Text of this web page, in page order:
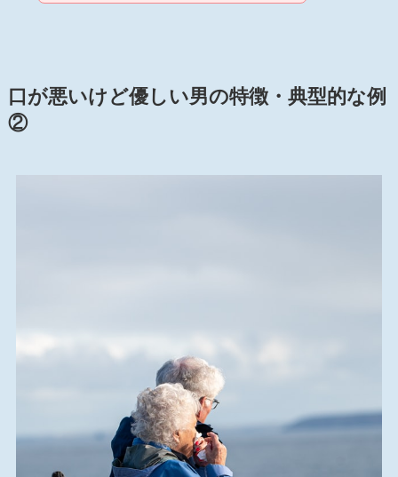
口が悪いけど優しい男の特徴・典型的な例
②